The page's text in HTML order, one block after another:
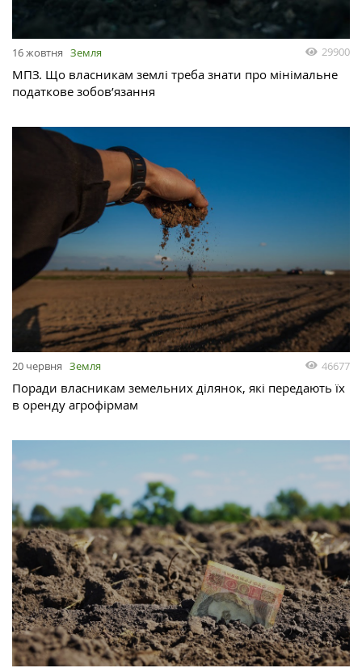
16 жовтня Земля 29900
МПЗ. Що власникам землі треба знати про мінімальне
податкове зобов’язання
20 червня Земля 46677
Поради власникам земельних ділянок, які передають їх
в оренду агрофірмам